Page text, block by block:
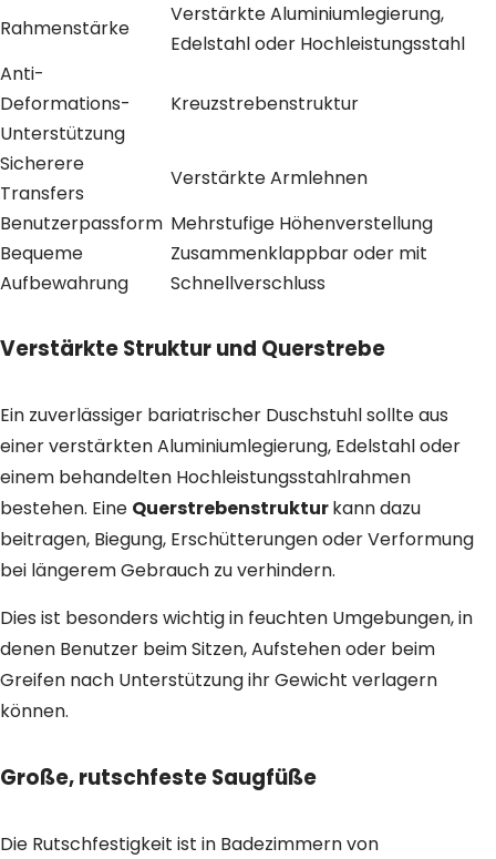
Rahmenstärke
Verstärkte Aluminiumlegierung,
Edelstahl oder Hochleistungsstahl
Anti-
Deformations-
Unterstützung
Kreuzstrebenstruktur
Sicherere
Transfers
Verstärkte Armlehnen
Benutzerpassform Mehrstufige Höhenverstellung
Bequeme
Aufbewahrung
Zusammenklappbar oder mit
Schnellverschluss
Verstärkte Struktur und Querstrebe
Ein zuverlässiger bariatrischer Duschstuhl sollte aus
einer verstärkten Aluminiumlegierung, Edelstahl oder
einem behandelten Hochleistungsstahlrahmen
bestehen. Eine Querstrebenstrukturkann dazu
beitragen, Biegung, Erschütterungen oder Verformung
bei längerem Gebrauch zu verhindern.
Dies ist besonders wichtig in feuchten Umgebungen, in
denen Benutzer beim Sitzen, Aufstehen oder beim
Greifen nach Unterstützung ihr Gewicht verlagern
können.
Große, rutschfeste Saugfüße
Die Rutschfestigkeit ist in Badezimmern von